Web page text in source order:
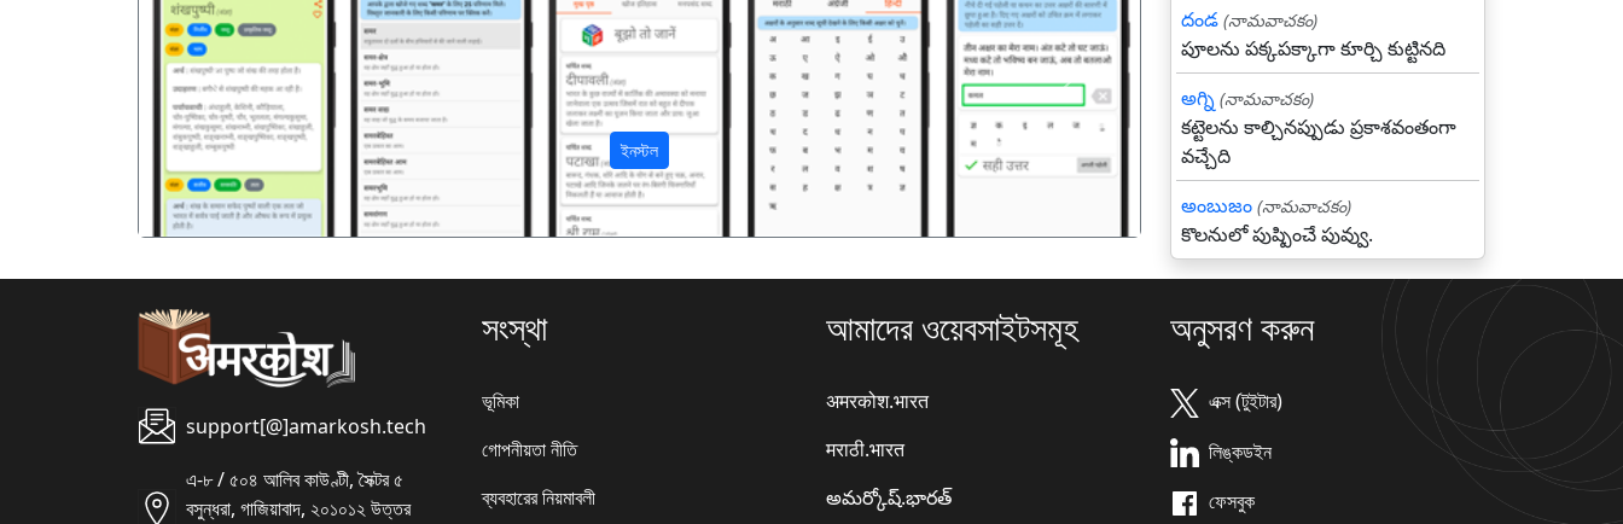
ইনস্টল
पिछला अगला
దండ (నామవాచకం)
పూలను పక్కపక్కాగా కూర్చి కుట్టినది
అగ్ని (నామవాచకం)
కట్టెలను కాల్చినప్పుడు ప్రకాశవంతంగా
వచ్చేది
అంబుజం (నామవాచకం)
కొలనులో పుష్పించే పువ్వు.
support[@]amarkosh.tech
এ-৮ / ৫০৪ আলিব কাউণ্টী, সৈক্টর ৫
বসুন্ধরা, গাজিয়াবাদ, ২০১০১২ উত্তর
সংস্থা
ভূমিকা
গোপনীয়তা নীতি
ব্যবহারের নিয়মাবলী
আমাদের ওয়েবসাইটসমূহ
अमरकोश.भारत
मराठी.भारत
అమర్కోష్.భారత్
অনুসরণ করুন
এক্স (টুইটার)
লিঙ্কডইন
ফেসবুক